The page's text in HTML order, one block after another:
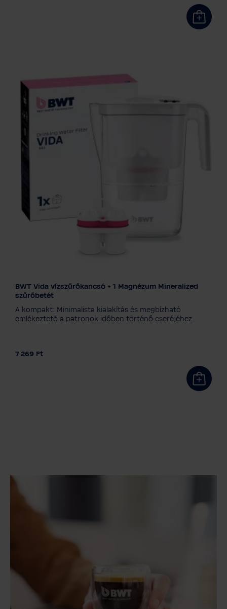
Színválaszték
BWT Vida vízszűrőkancsó + 1 Magnézum Mineralized
szűrőbetét
A kompakt: Minimalista kialakítás és megbízható
emlékeztető a patronok időben történő cseréjéhez.
7 269 Ft